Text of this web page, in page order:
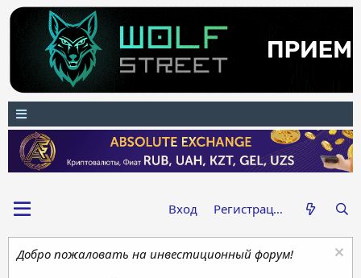
Вход Регистрация
Добро пожаловать на инвестиционный форум!